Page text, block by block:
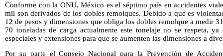
Conforme con la ONU, México es el séptimo país en accidentes
mil son derivados de los dobles remolques. Debido a que es
12 de pesos y dimensiones que obliga los dobles remolque a medir
70 toneladas de carga actualmente este tonelaje no se respeta,
especiales y extensiones para que se aumenten las dimensiones a
Por su parte el Consejo Nacional para la Prevención de